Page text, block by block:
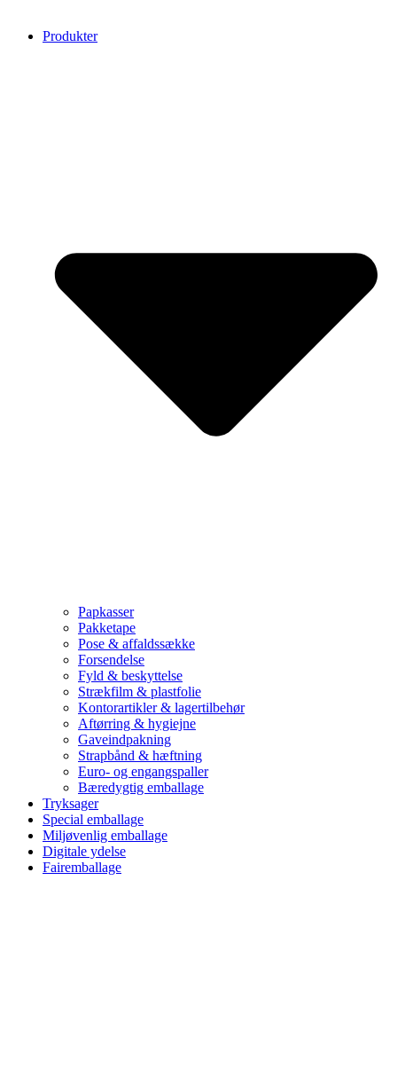
Produkter
Papkasser
Pakketape
Pose & affaldssække
Forsendelse
Fyld & beskyttelse
Strækfilm & plastfolie
Kontorartikler & lagertilbehør
Aftørring & hygiejne
Gaveindpakning
Strapbånd & hæftning
Euro- og engangspaller
Bæredygtig emballage
Tryksager
Special emballage
Miljøvenlig emballage
Digitale ydelse
Fairemballage